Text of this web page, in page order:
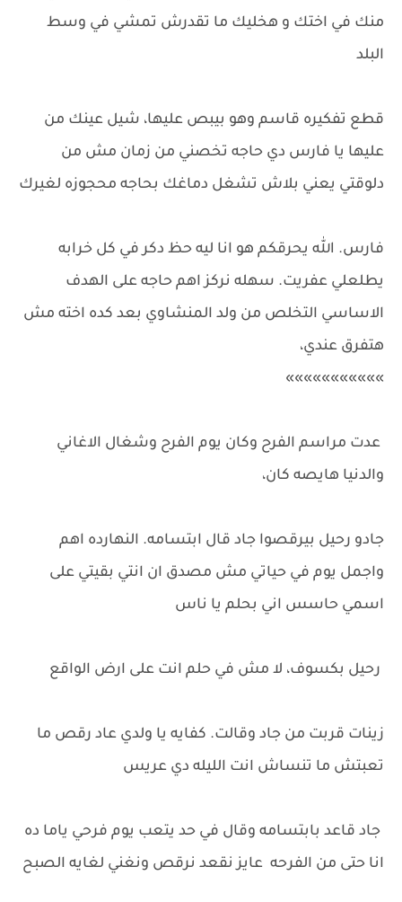
منك في اختك و هخليك ما تقدرش تمشي في وسط
البلد
قطع تفكيره قاسم وهو بيبص عليها، شيل عينك من
عليها يا فارس دي حاجه تخصني من زمان مش من
دلوقتي يعني بلاش تشغل دماغك بحاجه محجوزه لغيرك
فارس. الله يحرقكم هو انا ليه حظ دكر في كل خرابه
يطلعلي عفريت. سهله نركز اهم حاجه على الهدف
الاساسي التخلص من ولد المنشاوي بعد كده اخته مش
هتفرق عندي،
»»»»»»»»»»»
عدت مراسم الفرح وكان يوم الفرح وشغال الاغاني
والدنيا هايصه كان،
جادو رحيل بيرقصوا جاد قال ابتسامه. النهارده اهم
واجمل يوم في حياتي مش مصدق ان انتي بقيتي على
اسمي حاسس اني بحلم يا ناس
رحيل بكسوف، لا مش في حلم انت على ارض الواقع
زينات قربت من جاد وقالت. كفايه يا ولدي عاد رقص ما
تعبتش ما تنساش انت الليله دي عريس
جاد قاعد بابتسامه وقال في حد يتعب يوم فرحي ياما ده
انا حتى من الفرحه عايز نقعد نرقص ونغني لغايه الصبح